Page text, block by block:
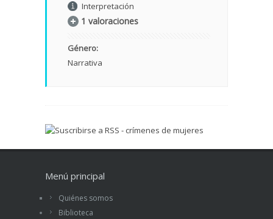
Interpretación
1 valoraciones
Género:
Narrativa
Menú principal
Quiénes somos
Biblioteca